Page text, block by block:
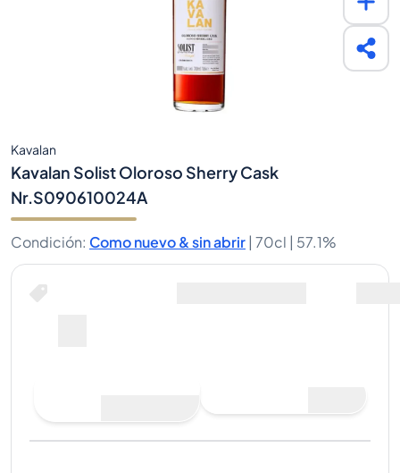
Kavalan
Kavalan Solist Oloroso Sherry Cask
Nr.S090610024A
Condición: Como nuevo & sin abrir | 70cl | 57.1%